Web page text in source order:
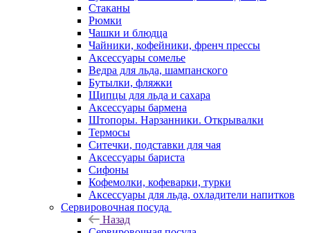
Стаканы
Рюмки
Чашки и блюдца
Чайники, кофейники, френч прессы
Аксессуары сомелье
Ведра для льда, шампанского
Бутылки, фляжки
Щипцы для льда и сахара
Аксессуары бармена
Штопоры. Нарзанники. Открывалки
Термосы
Ситечки, подставки для чая
Аксессуары бариста
Сифоны
Кофемолки, кофеварки, турки
Аксессуары для льда, охладители напитков
Сервировочная посуда
Назад